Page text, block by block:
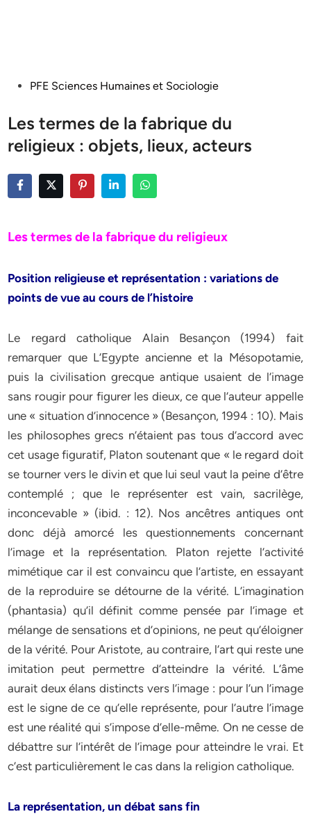
PostedPFE Sciences Humaines et Sociologie
Les termes de la fabrique du
religieux : objets, lieux, acteurs
Les termes de la fabrique du religieux
Position religieuse et représentation : variations de
points de vue au cours de l’histoire
Le regard catholique Alain Besançon (1994) fait
remarquer que L’Egypte ancienne et la Mésopotamie,
puis la civilisation grecque antique usaient de l’image
sans rougir pour figurer les dieux, ce que l’auteur appelle
une « situation d’innocence » (Besançon, 1994 : 10). Mais
les philosophes grecs n’étaient pas tous d’accord avec
cet usage figuratif, Platon soutenant que « le regard doit
se tourner vers le divin et que lui seul vaut la peine d’être
contemplé ; que le représenter est vain, sacrilège,
inconcevable » (ibid. : 12). Nos ancêtres antiques ont
donc déjà amorcé les questionnements concernant
l’image et la représentation. Platon rejette l’activité
mimétique car il est convaincu que l’artiste, en essayant
de la reproduire se détourne de la vérité. L’imagination
(phantasia) qu’il définit comme pensée par l’image et
mélange de sensations et d’opinions, ne peut qu’éloigner
de la vérité. Pour Aristote, au contraire, l’art qui reste une
imitation peut permettre d’atteindre la vérité. L’âme
aurait deux élans distincts vers l’image : pour l’un l’image
est le signe de ce qu’elle représente, pour l’autre l’image
est une réalité qui s’impose d’elle-même. On ne cesse de
débattre sur l’intérêt de l’image pour atteindre le vrai. Et
c’est particulièrement le cas dans la religion catholique.
La représentation, un débat sans fin